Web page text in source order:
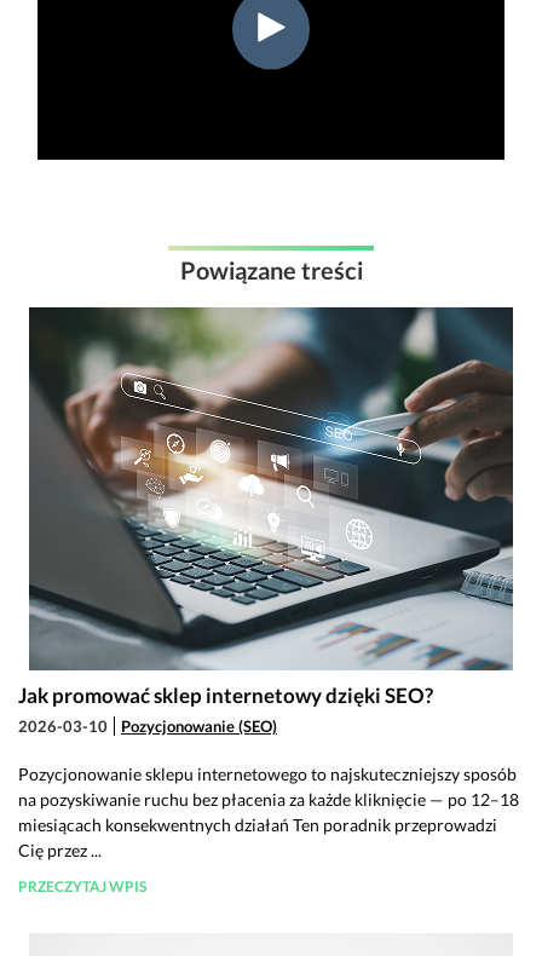
Powiązane treści
Jak promować sklep internetowy dzięki SEO?
2026-03-10 Pozycjonowanie (SEO)
Pozycjonowanie sklepu internetowego to najskuteczniejszy sposób
na pozyskiwanie ruchu bez płacenia za każde kliknięcie — po 12–18
miesiącach konsekwentnych działań Ten poradnik przeprowadzi
Cię przez ...
PRZECZYTAJ WPIS